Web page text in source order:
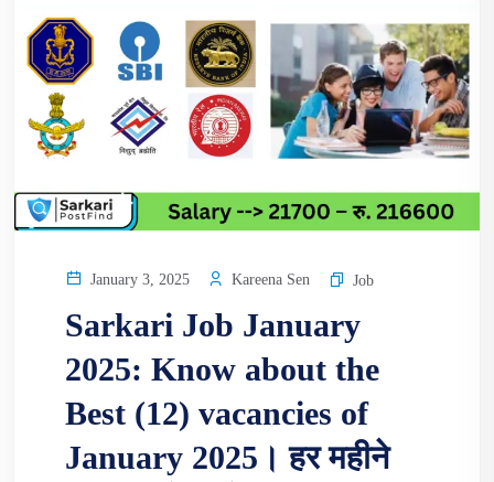
January 3, 2025 Kareena Sen Job
Sarkari Job January
2025: Know about the
Best (12) vacancies of
January 2025। हर महीने